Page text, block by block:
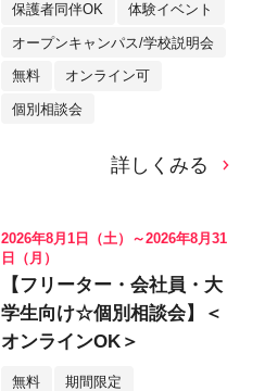
保護者同伴OK 体験イベント
オープンキャンパス/学校説明会
無料 オンライン可
個別相談会
詳しくみる
2026年8月1日（土）～2026年8月31
日（月）
【フリーター・会社員・大
学生向け☆個別相談会】＜
オンラインOK＞
無料 期間限定